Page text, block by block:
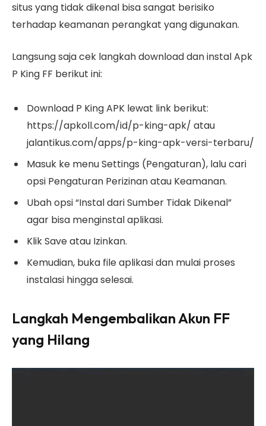
situs yang tidak dikenal bisa sangat berisiko
terhadap keamanan perangkat yang digunakan.
Langsung saja cek langkah download dan instal Apk
P King FF berikut ini:
Download P King APK lewat link berikut:
https://apkoll.com/id/p-king-apk/ atau
jalantikus.com/apps/p-king-apk-versi-terbaru/
Masuk ke menu Settings (Pengaturan), lalu cari
opsi Pengaturan Perizinan atau Keamanan.
Ubah opsi “Instal dari Sumber Tidak Dikenal”
agar bisa menginstal aplikasi.
Klik Save atau Izinkan.
Kemudian, buka file aplikasi dan mulai proses
instalasi hingga selesai.
Langkah Mengembalikan Akun FF
yang Hilang